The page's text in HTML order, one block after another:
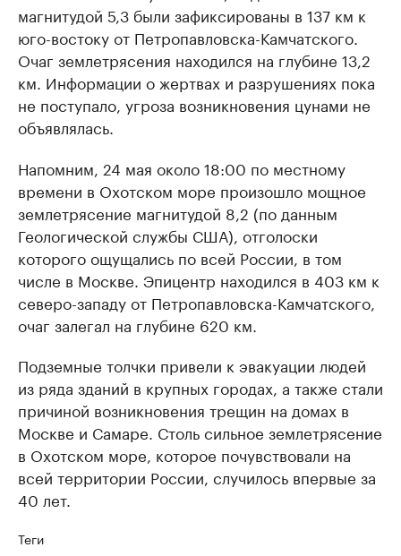
магнитудой 5,3 были зафиксированы в 137 км к
юго-востоку от Петропавловска-Камчатского.
Очаг землетрясения находился на глубине 13,2
км. Информации о жертвах и разрушениях пока
не поступало, угроза возникновения цунами не
объявлялась.
Напомним, 24 мая около 18:00 по местному
времени в Охотском море произошло мощное
землетрясение магнитудой 8,2 (по данным
Геологической службы США), отголоски
которого ощущались по всей России, в том
числе в Москве. Эпицентр находился в 403 км к
северо-западу от Петропавловска-Камчатского,
очаг залегал на глубине 620 км.
Подземные толчки привели к эвакуации людей
из ряда зданий в крупных городах, а также стали
причиной возникновения трещин на домах в
Москве и Самаре. Столь сильное землетрясение
в Охотском море, которое почувствовали на
всей территории России, случилось впервые за
40 лет.
Теги